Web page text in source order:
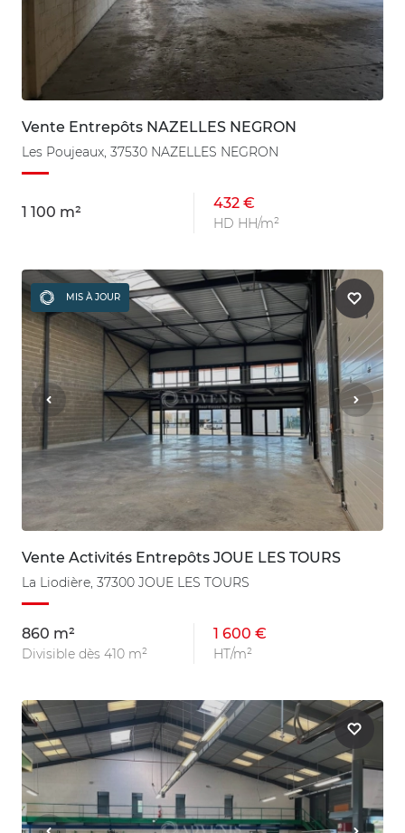
Vente Entrepôts NAZELLES NEGRON
Les Poujeaux, 37530 NAZELLES NEGRON
1 100 m²
432 €
HD HH/m²
MIS À JOUR
Vente Activités Entrepôts JOUE LES TOURS
La Liodière, 37300 JOUE LES TOURS
860 m²
Divisible dès 410 m²
1 600 €
HT/m²